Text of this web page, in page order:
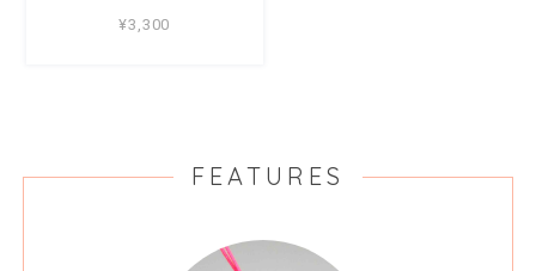
¥3,300
FEATURES